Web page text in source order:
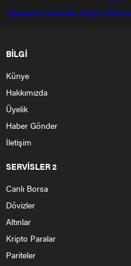
Televizyon Karaman Radyo
BİLGİ
Künye
Hakkımızda
Üyelik
Haber Gönder
İletişim
SERVİSLER 2
Canlı Borsa
Dövizler
Altınlar
Kripto Paralar
Pariteler